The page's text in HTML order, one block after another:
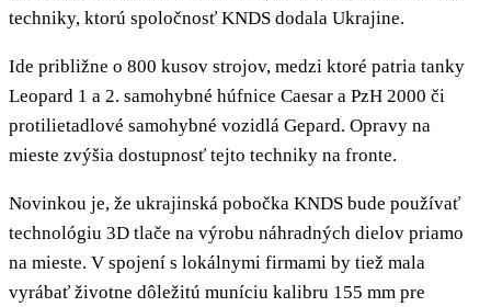
techniky, ktorú spoločnosť KNDS dodala Ukrajine.
Ide približne o 800 kusov strojov, medzi ktoré patria tanky
Leopard 1 a 2. samohybné húfnice Caesar a PzH 2000 či
protilietadlové samohybné vozidlá Gepard. Opravy na
mieste zvýšia dostupnosť tejto techniky na fronte.
Novinkou je, že ukrajinská pobočka KNDS bude používať
technológiu 3D tlače na výrobu náhradných dielov priamo
na mieste. V spojení s lokálnymi firmami by tiež mala
vyrábať životne dôležitú muníciu kalibru 155 mm pre